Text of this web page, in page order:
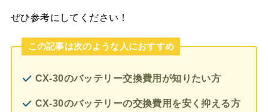
ぜひ参考にしてください！
この記事は次のような人におすすめ
CX-30のバッテリー交換費用が知りたい方
CX-30のバッテリーの交換費用を安く抑える方